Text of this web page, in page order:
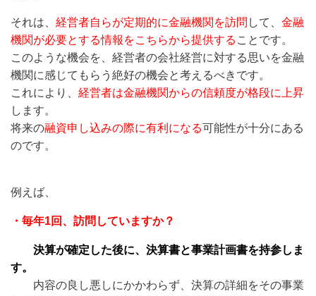
それは、 経営者自らが定期的に金融機関を訪問 して、 金融
機関が必要とする情報をこちらから提供する ことです。
このような機会を、経営者の会社経営に対する思いを金融
機関に感じてもらう絶好の機会と考えるべきです。
これにより、 経営者は金融機関からの信頼度が格段に上昇
します。
将来の融資申し込みの際に有利になる可能性が十分にある
のです。
例えば、
・毎年1回、訪問していますか？
決算が確定した後に、決算書と事業計画書を持参しま
す。
内容の良し悪しにかかわらず、決算の詳細をその事業